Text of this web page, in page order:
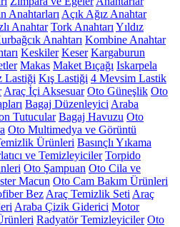
Anahtarları Açık Ağız Anahtar
Anahtar Tork Anahtarı Yıldız
Anahtarı Kombine Anahtar
Keskiler Keser Kargaburun
Makas Maket Bıçağı Iskarpela
Lastiği Kış Lastiği 4 Mevsim Lastik
Araç İçi Aksesuar Oto Güneşlik Oto
Bagaj Düzenleyici Araba
Tutucular Bagaj Havuzu Oto
Oto Multimedya ve Görüntü
Ürünleri Basınçlı Yıkama
ve Temizleyiciler Torpido
Oto Şampuan Oto Cila ve
Macun Oto Cam Bakım Ürünleri
Bez Araç Temizlik Seti Araç
Araba Çizik Giderici Motor
Radyatör Temizleyiciler Oto